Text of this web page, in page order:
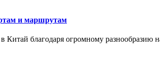
и маршрутам
благодаря огромному разнообразию